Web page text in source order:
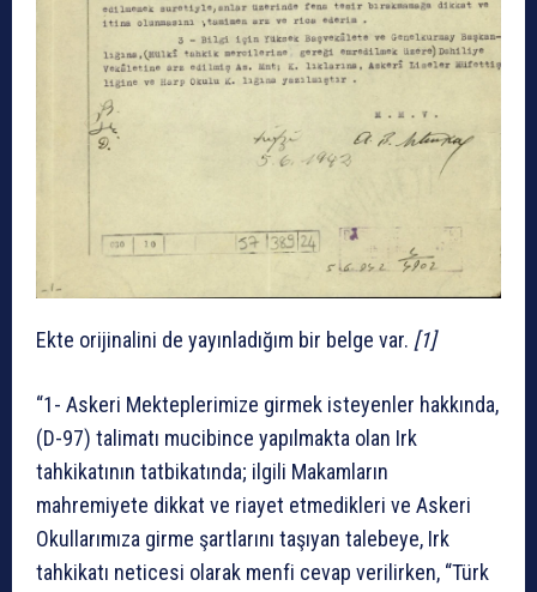
Ekte orijinalini de yayınladığım bir belge var. [1]
“1- Askeri Mekteplerimize girmek isteyenler hakkında,
(D-97) talimatı mucibince yapılmakta olan Irk
tahkikatının tatbikatında; ilgili Makamların
mahremiyete dikkat ve riayet etmedikleri ve Askeri
Okullarımıza girme şartlarını taşıyan talebeye, Irk
tahkikatı neticesi olarak menfi cevap verilirken, “Türk